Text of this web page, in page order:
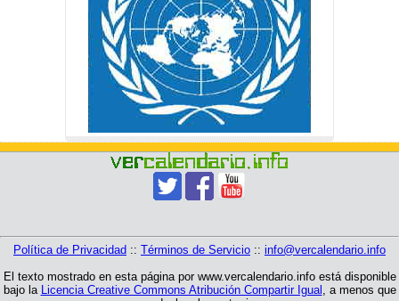
Política de Privacidad :: Términos de Servicio :: info@vercalendario.info
El texto mostrado en esta página por www.vercalendario.info está disponible
bajo la Licencia Creative Commons Atribución Compartir Igual , a menos que